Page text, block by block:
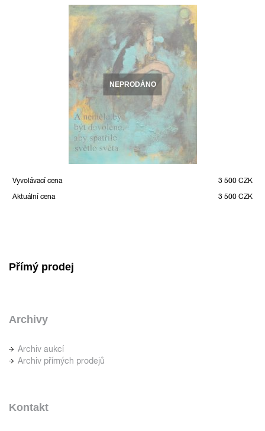
NEPRODÁNO
Vyvolávací cena
3 500 CZK
Aktuální cena
3 500 CZK
Přímý prodej
Archivy
Archiv aukcí
Archiv přímých prodejů
Kontakt